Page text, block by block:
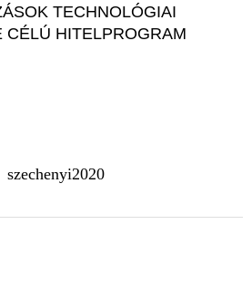
TECHNOLÓGIAI
CÉLÚ HITELPROGRAM